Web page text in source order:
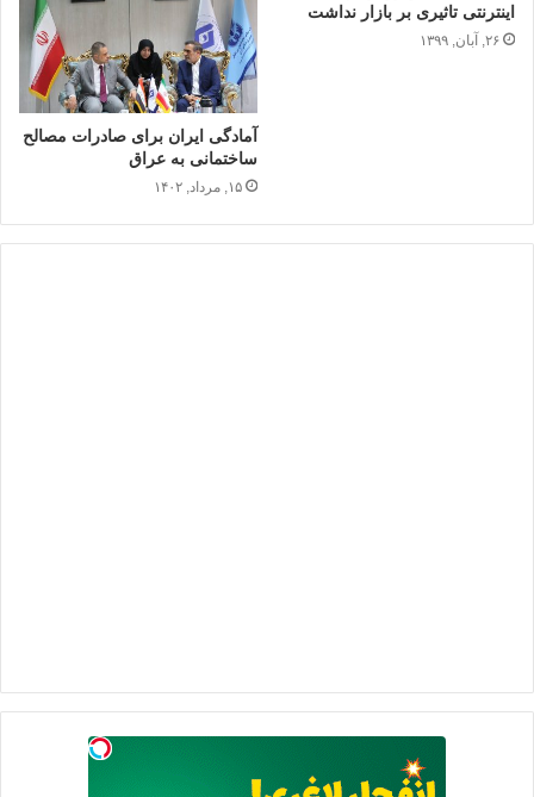
اینترنتی تاثیری بر بازار نداشت
۲۶, آبان, ۱۳۹۹
آمادگی ایران برای صادرات مصالح
ساختمانی به عراق
۱۵, مرداد, ۱۴۰۲